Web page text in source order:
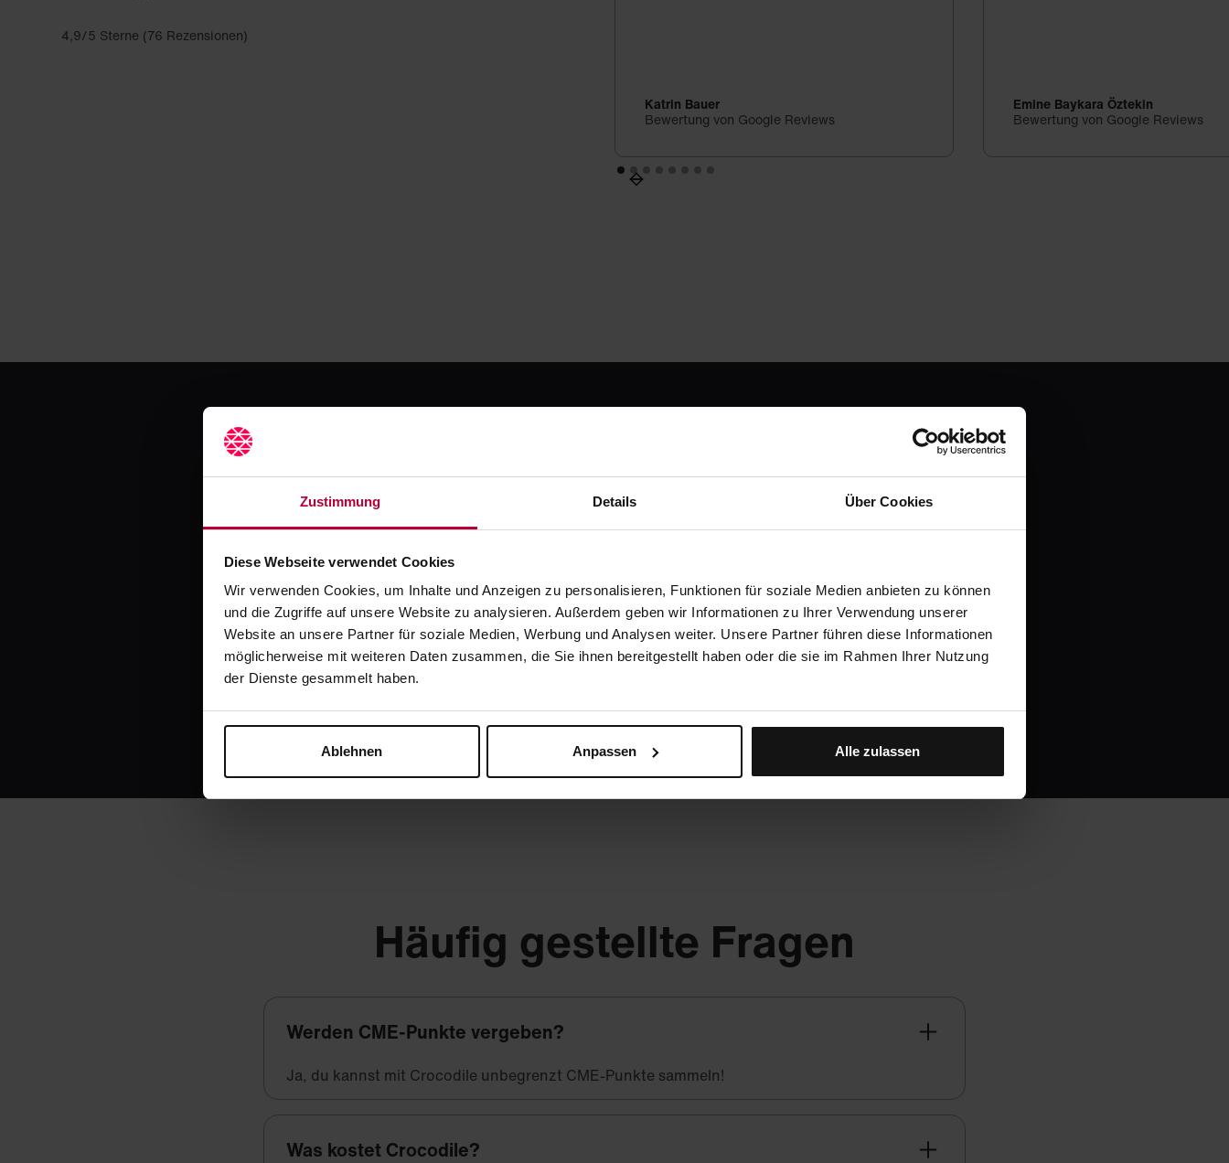
Zustimmung Details Über Cookies
Diese Webseite verwendet Cookies
Wir verwenden Cookies, um Inhalte und Anzeigen zu personalisieren, Funktionen für soziale Medien anbieten zu können
und die Zugriffe auf unsere Website zu analysieren. Außerdem geben wir Informationen zu Ihrer Verwendung unserer
Website an unsere Partner für soziale Medien, Werbung und Analysen weiter. Unsere Partner führen diese Informationen
möglicherweise mit weiteren Daten zusammen, die Sie ihnen bereitgestellt haben oder die sie im Rahmen Ihrer Nutzung
der Dienste gesammelt haben.
Ablehnen Anpassen Alle zulassen
4,9/5 Sterne (76 Rezensionen)
Katrin Bauer
Bewertung von Google Reviews
Emine Baykara Öztekin
Bewertung von Google Reviews
Jetzt kostenlos registrieren und
Erlebe mit Crocodile die moderne Art zahnmedizinischer Fortbildung. Starte mit einer kostenlosen
Testphase - danach ab 49 € / Monat.
Jetzt kostenlos registrieren
Häufig gestellte Fragen
Werden CME-Punkte vergeben?
Ja, du kannst mit Crocodile unbegrenzt CME-Punkte sammeln!
Was kostet Crocodile?